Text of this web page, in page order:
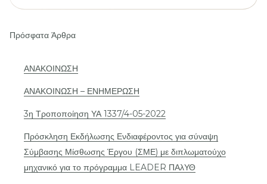
Πρόσφατα Άρθρα
ΑΝΑΚΟΙΝΩΣΗ
ΑΝΑΚΟΙΝΩΣΗ – ΕΝΗΜΕΡΩΣΗ
3η Τροποποίηση ΥΑ 1337/4-05-2022
Πρόσκληση Εκδήλωσης Ενδιαφέροντος για σύναψη
Σύμβασης Μίσθωσης Έργου (ΣΜΕ) με διπλωματούχο
μηχανικό για το πρόγραμμα LEADER ΠΑλΥΘ